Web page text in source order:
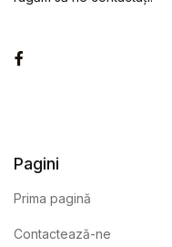
Pagini
Prima pagină
Contactează-ne